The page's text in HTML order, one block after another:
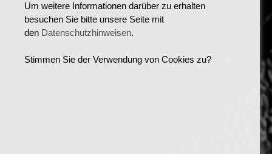
Um weitere Informationen darüber zu erhalten
besuchen Sie bitte unsere Seite mit
den Datenschutzhinweisen.
Stimmen Sie der Verwendung von Cookies zu?